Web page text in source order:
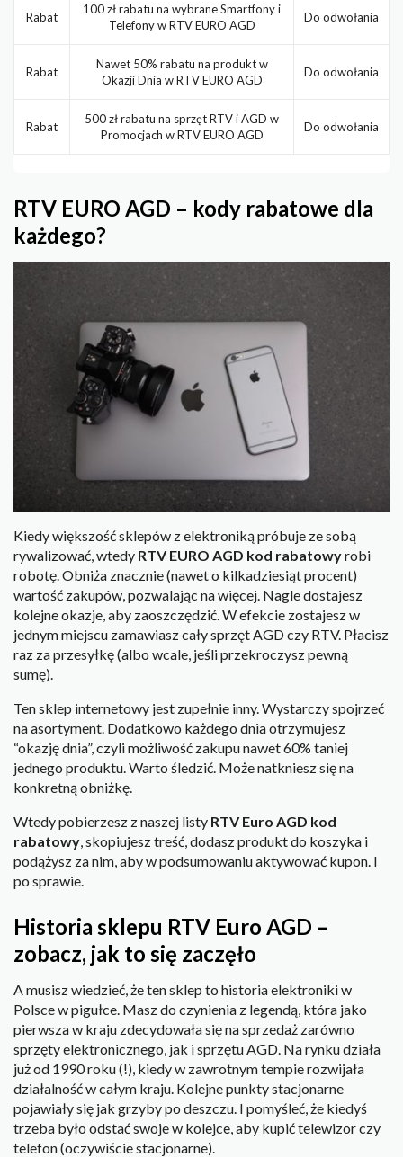
Rabat
100 zł rabatu na wybrane Smartfony i
Telefony w RTV EURO AGD
Do odwołania
Rabat
Nawet 50% rabatu na produkt w
Okazji Dnia w RTV EURO AGD
Do odwołania
Rabat
500 zł rabatu na sprzęt RTV i AGD w
Promocjach w RTV EURO AGD
Do odwołania
RTV EURO AGD – kody rabatowe dla
każdego?
Kiedy większość sklepów z elektroniką próbuje ze sobą
rywalizować, wtedy RTV EURO AGD kod rabatowyrobi
robotę. Obniża znacznie (nawet o kilkadziesiąt procent)
wartość zakupów, pozwalając na więcej. Nagle dostajesz
kolejne okazje, aby zaoszczędzić. W efekcie zostajesz w
jednym miejscu zamawiasz cały sprzęt AGD czy RTV. Płacisz
raz za przesyłkę (albo wcale, jeśli przekroczysz pewną
sumę).
Ten sklep internetowy jest zupełnie inny. Wystarczy spojrzeć
na asortyment. Dodatkowo każdego dnia otrzymujesz
“okazję dnia”, czyli możliwość zakupu nawet 60% taniej
jednego produktu. Warto śledzić. Może natkniesz się na
konkretną obniżkę.
Wtedy pobierzesz z naszej listy RTV Euro AGD kod
rabatowy, skopiujesz treść, dodasz produkt do koszyka i
podążysz za nim, aby w podsumowaniu aktywować kupon. I
po sprawie.
Historia sklepu RTV Euro AGD –
zobacz, jak to się zaczęło
A musisz wiedzieć, że ten sklep to historia elektroniki w
Polsce w pigułce. Masz do czynienia z legendą, która jako
pierwsza w kraju zdecydowała się na sprzedaż zarówno
sprzęty elektronicznego, jak i sprzętu AGD. Na rynku działa
już od 1990 roku (!), kiedy w zawrotnym tempie rozwijała
działalność w całym kraju. Kolejne punkty stacjonarne
pojawiały się jak grzyby po deszczu. I pomyśleć, że kiedyś
trzeba było odstać swoje w kolejce, aby kupić telewizor czy
telefon (oczywiście stacjonarne).